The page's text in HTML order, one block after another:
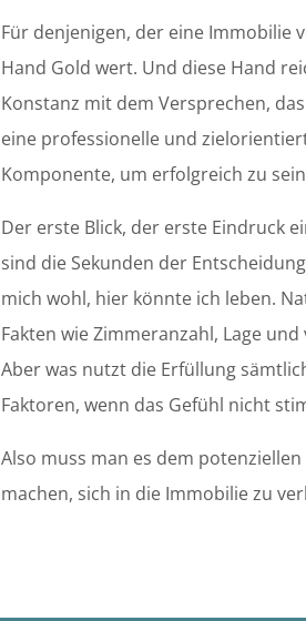
Für denjenigen, der eine Immobilie
Hand Gold wert. Und diese Hand
Konstanz mit dem Versprechen,
eine professionelle und
Komponente, um erfolgreich zu
Der erste Blick, der erste Eindruck
sind die Sekunden der
mich wohl, hier könnte ich leben.
Fakten wie Zimmeranzahl, Lage
Aber was nutzt die Erfüllung
Faktoren, wenn das Gefühl nicht
Also muss man es dem
machen, sich in die Immobilie zu